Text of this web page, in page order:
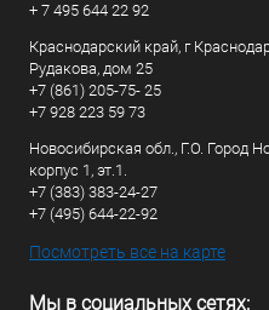
+ 7 495 644 22 92
Краснодарский край, г
Рудакова, дом 25
+7 (861) 205-75- 25
+7 928 223 59 73
Новосибирская обл., Г.О. Город
корпус 1, эт.1.
+7 (383) 383-24-27
+7 (495) 644-22-92
Посмотреть все на карте
Мы в социальных сетях: